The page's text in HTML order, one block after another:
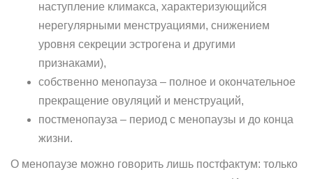
наступление климакса, характеризующийся
нерегулярными менструациями, снижением
уровня секреции эстрогена и другими
признаками),
собственно менопауза – полное и окончательное
прекращение овуляций и менструаций,
постменопауза – период с менопаузы и до конца
жизни.
О менопаузе можно говорить лишь постфактум: только